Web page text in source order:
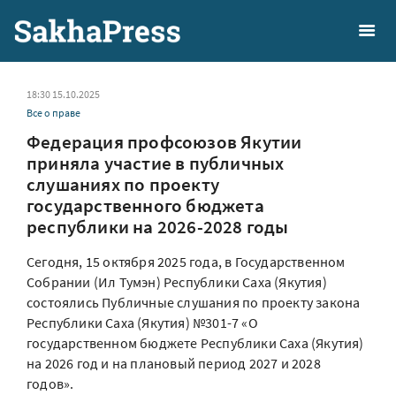
18:30 15.10.2025
Все о праве
Федерация профсоюзов Якутии
приняла участие в публичных
слушаниях по проекту
государственного бюджета
республики на 2026-2028 годы
Сегодня, 15 октября 2025 года, в Государственном
Собрании (Ил Тумэн) Республики Саха (Якутия)
состоялись Публичные слушания по проекту закона
Республики Саха (Якутия) №301-7 «О
государственном бюджете Республики Саха (Якутия)
на 2026 год и на плановый период 2027 и 2028
годов».